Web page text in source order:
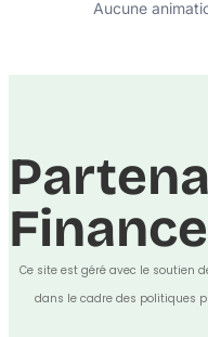
Aucune
Ce site est géré avec le soutien
dans le cadre des politiques